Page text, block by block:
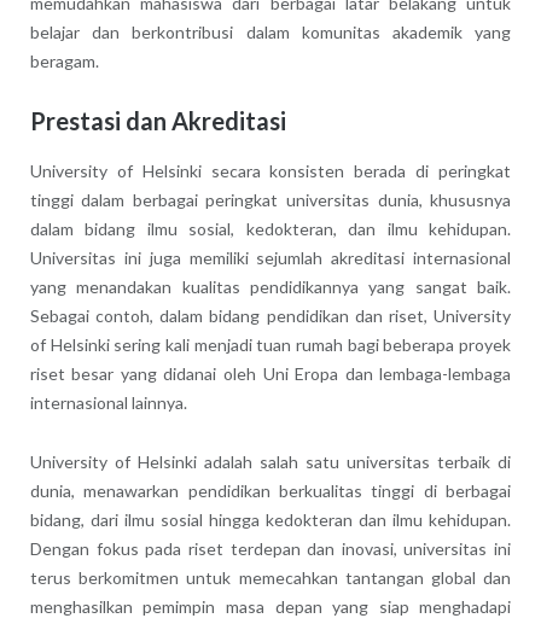
belajar dan berkontribusi dalam komunitas akademik yang
beragam.
Prestasi dan Akreditasi
University of Helsinki secara konsisten berada di peringkat
tinggi dalam berbagai peringkat universitas dunia, khususnya
dalam bidang ilmu sosial, kedokteran, dan ilmu kehidupan.
Universitas ini juga memiliki sejumlah akreditasi internasional
yang menandakan kualitas pendidikannya yang sangat baik.
Sebagai contoh, dalam bidang pendidikan dan riset, University
of Helsinki sering kali menjadi tuan rumah bagi beberapa proyek
riset besar yang didanai oleh Uni Eropa dan lembaga-lembaga
internasional lainnya.
University of Helsinki adalah salah satu universitas terbaik di
dunia, menawarkan pendidikan berkualitas tinggi di berbagai
bidang, dari ilmu sosial hingga kedokteran dan ilmu kehidupan.
Dengan fokus pada riset terdepan dan inovasi, universitas ini
terus berkomitmen untuk memecahkan tantangan global dan
menghasilkan pemimpin masa depan yang siap menghadapi